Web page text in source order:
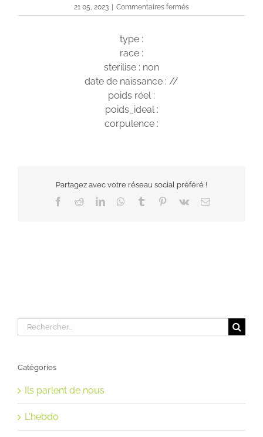
21 05, 2023 Commentaires ferméssur
Ola
type :
race :
sterilise : non
date de naissance : //
poids réel :
poids_ideal :
corpulence :
Partagez avec votre réseau social préféré !
Facebook
RedditLinkedInWhatsApp
Tumblr Pinterest
Vk Email
Rechercher:
Catégories
Ils parlent de nous
L'hebdo